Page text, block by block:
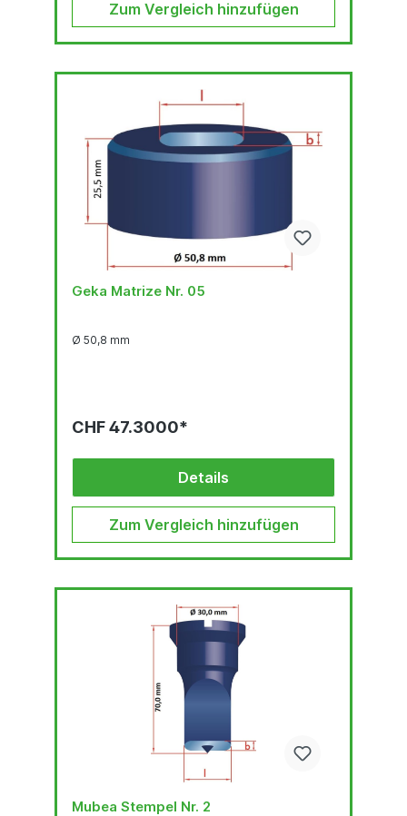
Zum Vergleich hinzufügen
Geka Matrize Nr. 05
Ø 50,8 mm
CHF 47.3000*
Details
Zum Vergleich hinzufügen
Mubea Stempel Nr. 2